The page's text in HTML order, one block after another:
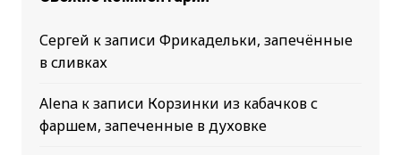
Сергей к записи Фрикадельки, запечённые
в сливках
Alenaк записи Корзинки из кабачков с
фаршем, запеченные в духовке